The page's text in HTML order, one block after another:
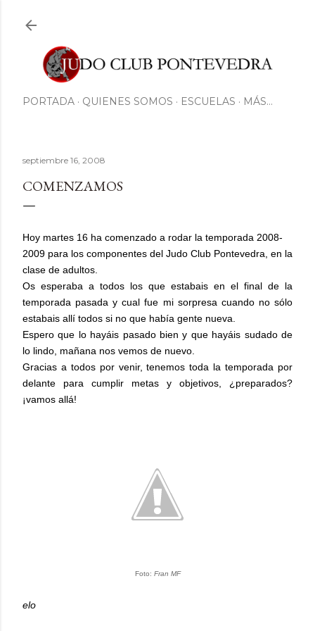
PORTADA QUIENES SOMOS ESCUELAS MÁS…
septiembre 16, 2008
COMENZAMOS
Hoy martes 16 ha comenzado a rodar la temporada 2008-
2009 para los componentes del Judo Club Pontevedra, en la
clase de adultos.
Os esperaba a todos los que estabais en el final de la
temporada pasada y cual fue mi sorpresa cuando no sólo
estabais allí todos si no que había gente nueva.
Espero que lo hayáis pasado bien y que hayáis sudado de
lo lindo, mañana nos vemos de nuevo.
Gracias a todos por venir, tenemos toda la temporada por
delante para cumplir metas y objetivos, ¿preparados?
¡vamos allá!
Foto: Fran MF
elo